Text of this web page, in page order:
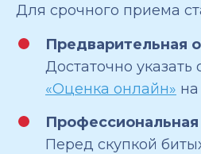
Для срочного приема
Предварительная
Достаточно
«Оценка онлайн»
Перед скупкой